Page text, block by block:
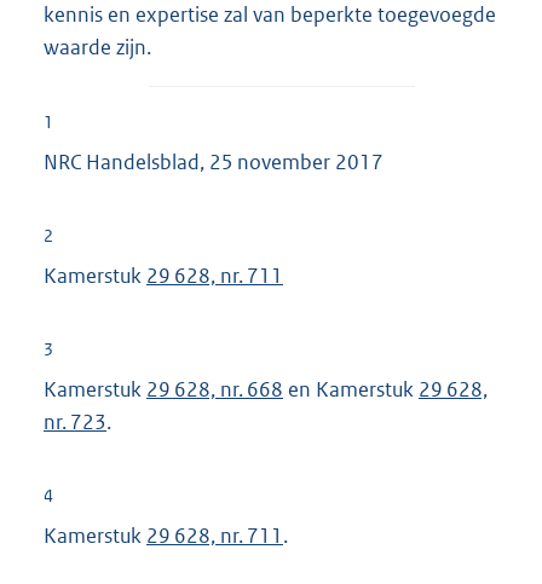
kennis en expertise zal van beperkte toegevoegde
waarde zijn.
1
NRC Handelsblad, 25 november 2017
2
Kamerstuk 29 628, nr. 711
3
Kamerstuk 29 628, nr. 668 en Kamerstuk 29 628,
nr. 723.
4
Kamerstuk 29 628, nr. 711 .